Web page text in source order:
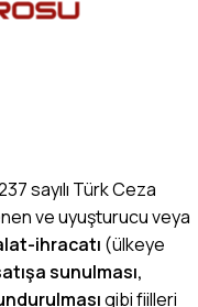
sayılı Türk Ceza
ve uyuşturucu veya
ihracatı (ülkeye
sunulması,
gibi fiilleri